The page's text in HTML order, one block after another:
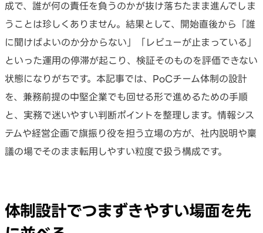
成で、誰が何の責任を負うのかが抜け落ちたまま進んでしま
うことは珍しくありません。結果として、開始直後から「誰
に聞けばよいのか分からない」「レビューが止まっている」
といった運用の停滞が起こり、検証そのものを評価できない
状態になりがちです。本記事では、PoCチーム体制の設計
を、兼務前提の中堅企業でも回せる形で進めるための手順
と、実務で迷いやすい判断ポイントを整理します。情報シス
テムや経営企画で旗振り役を担う立場の方が、社内説明や稟
議の場でそのまま転用しやすい粒度で扱う構成です。
体制設計でつまずきやすい場面を先